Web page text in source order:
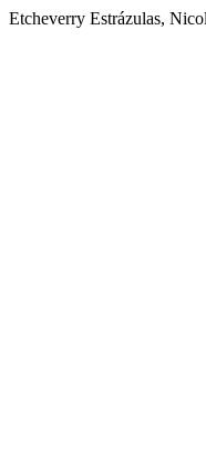
Etcheverry Estrázulas,